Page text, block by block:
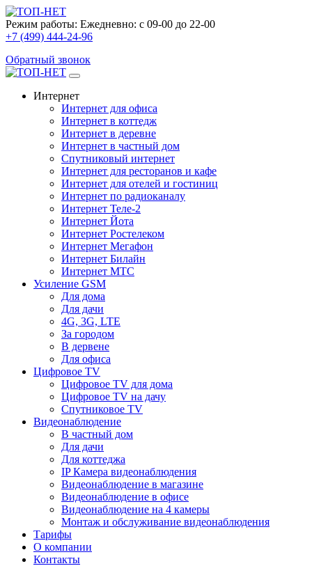
Режим работы: Ежедневно: с 09-00 до 22-00
+7 (499) 444-24-96
Обратный звонок
Интернет
Интернет для офиса
Интернет в коттедж
Интернет в деревне
Интернет в частный дом
Спутниковый интернет
Интернет для ресторанов и кафе
Интернет для отелей и гостиниц
Интернет по радиоканалу
Интернет Теле-2
Интернет Йота
Интернет Ростелеком
Интернет Мегафон
Интернет Билайн
Интернет МТС
Усиление GSM
Для дома
Для дачи
4G, 3G, LTE
За городом
В дервене
Для офиса
Цифровое TV
Цифровое TV для дома
Цифровое TV на дачу
Спутниковое TV
Видеонаблюдение
В частный дом
Для дачи
Для коттеджа
IP Камера видеонаблюдения
Видеонаблюдение в магазине
Видеонаблюдение в офисе
Видеонаблюдение на 4 камеры
Монтаж и обслуживание видеонаблюдения
Тарифы
О компании
Контакты